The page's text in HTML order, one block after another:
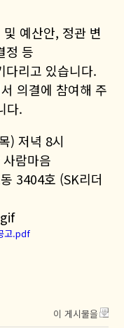
예산안, 정관 변
정 등
다리고 있습니다.
의결에 참여해 주
다.
) 저녁 8시
람마음
3404호 (SK리더
고.pdf
이 게시물을